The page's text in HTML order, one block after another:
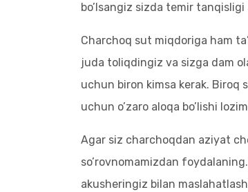
bo’lsangiz sizda temir tanqisligi
Charchoq sut miqdoriga ham
juda toliqdingiz va sizga dam
uchun biron kimsa kerak.
uchun o’zaro aloqa bo’lishi
Agar siz charchoqdan aziyat
so’rovnomamizdan
akusheringiz bilan